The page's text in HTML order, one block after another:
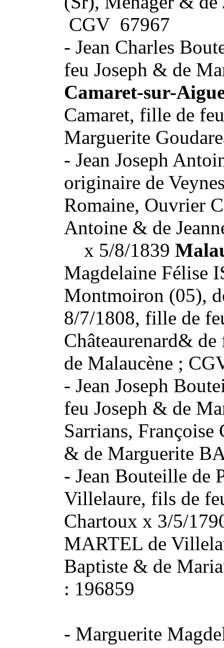
CGV 67967
- Jean Charles
feu Joseph & de
Camaret-sur-
Camaret, fille de
Marguerite
- Jean Joseph
originaire de
Romaine, Ouvrier
Antoine & de
x 5/8/1839
Magdelaine Félise
Montmoiron (05),
8/7/1808, fille de
Châteaurenard&
de Malaucène ;
- Jean Joseph
feu Joseph & de
Sarrians,
& de Marguerite
- Jean Bouteille de
Villelaure, fils de
Chartoux x 3/5/
MARTEL de
Baptiste & de
: 196859
- Marguerite